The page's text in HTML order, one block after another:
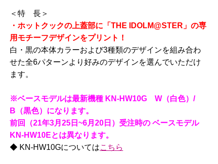
＜特 長＞
・ホットクックの上蓋部に「THE IDOLM@STER」の専
用モチーフデザインをプリント！
白・黒の本体カラーおよび3種類のデザインを組み合わ
せた全6パターンより好みのデザインを選んでいただけ
ます。
※ベースモデルは最新機種 KN-HW10G W（白色）/
B（黒色）になります。
前回（21年3月25日~6月20日）受注時の ベースモデル
KN-HW10Eとは異なります。
◆ KN-HW10Gについてはこちら